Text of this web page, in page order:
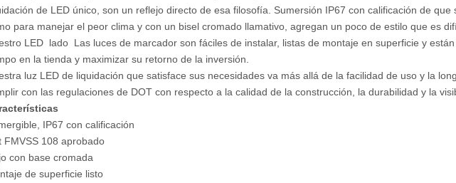
de LED único, son un reflejo directo de esa filosofía. Sumersión IP67 con calificación de
para manejar el peor clima y con un bisel cromado llamativo, agregan un poco de estilo que es
LED lado Las luces de marcador son fáciles de instalar, listas de montaje en superficie y
en la tienda y maximizar su retorno de la inversión.
luz LED de liquidación que satisface sus necesidades va más allá de la facilidad de uso y la
con las regulaciones de DOT con respecto a la calidad de la construcción, la durabilidad y la
IP67 con calificación
FMVSS 108 aprobado
con base cromada
de superficie listo